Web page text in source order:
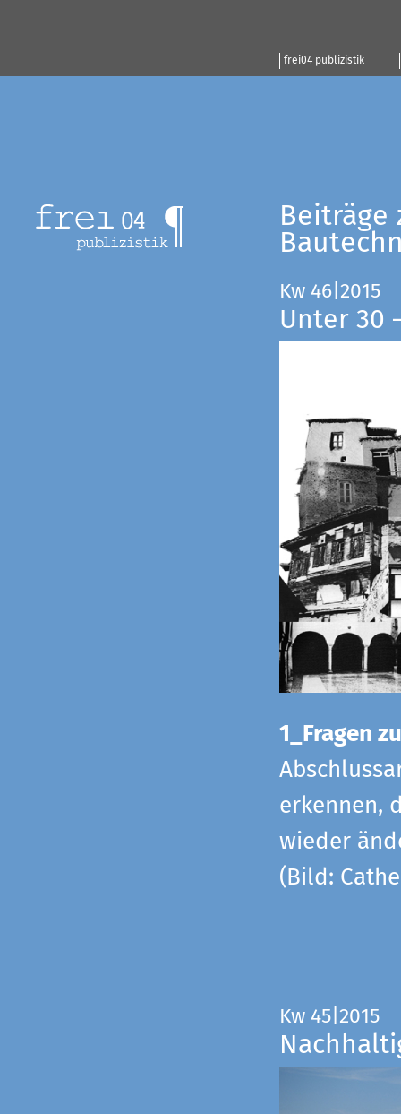
frei04 publizistik
Beiträge
Kw 46|2015
Unter 30
1_Fragen
erkennen,
wieder
(Bild:
Kw 45|2015